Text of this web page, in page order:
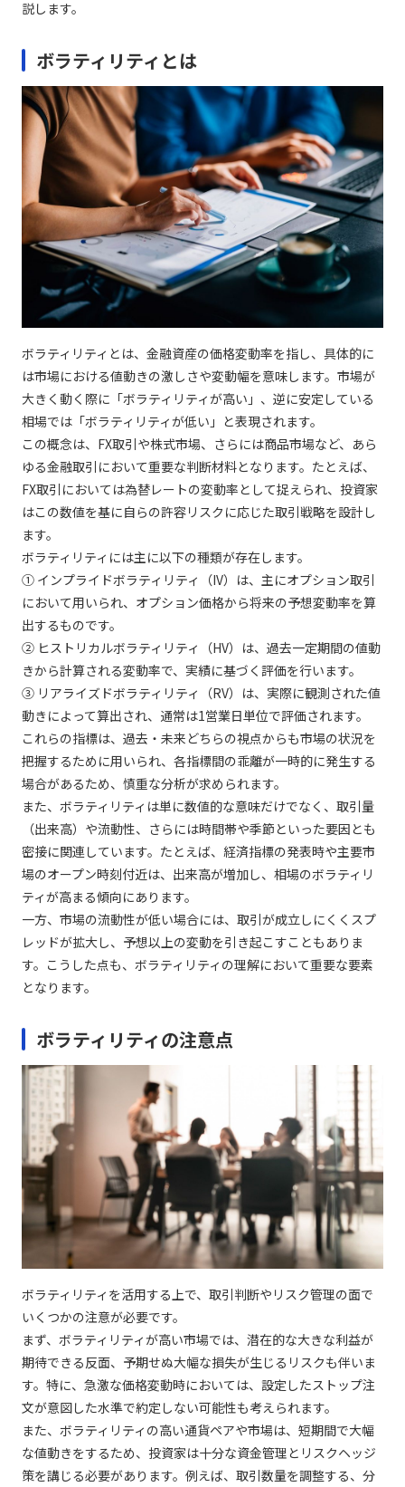
説します。
ボラティリティとは
ボラティリティとは、金融資産の価格変動率を指し、具体的に
は市場における値動きの激しさや変動幅を意味します。市場が
大きく動く際に「ボラティリティが高い」、逆に安定している
相場では「ボラティリティが低い」と表現されます。
この概念は、FX取引や株式市場、さらには商品市場など、あら
ゆる金融取引において重要な判断材料となります。たとえば、
FX取引においては為替レートの変動率として捉えられ、投資家
はこの数値を基に自らの許容リスクに応じた取引戦略を設計し
ます。
ボラティリティには主に以下の種類が存在します。
① インプライドボラティリティ（IV）は、主にオプション取引
において用いられ、オプション価格から将来の予想変動率を算
出するものです。
② ヒストリカルボラティリティ（HV）は、過去一定期間の値動
きから計算される変動率で、実績に基づく評価を行います。
③ リアライズドボラティリティ（RV）は、実際に観測された値
動きによって算出され、通常は1営業日単位で評価されます。
これらの指標は、過去・未来どちらの視点からも市場の状況を
把握するために用いられ、各指標間の乖離が一時的に発生する
場合があるため、慎重な分析が求められます。
また、ボラティリティは単に数値的な意味だけでなく、取引量
（出来高）や流動性、さらには時間帯や季節といった要因とも
密接に関連しています。たとえば、経済指標の発表時や主要市
場のオープン時刻付近は、出来高が増加し、相場のボラティリ
ティが高まる傾向にあります。
一方、市場の流動性が低い場合には、取引が成立しにくくスプ
レッドが拡大し、予想以上の変動を引き起こすこともありま
す。こうした点も、ボラティリティの理解において重要な要素
となります。
ボラティリティの注意点
ボラティリティを活用する上で、取引判断やリスク管理の面で
いくつかの注意が必要です。
まず、ボラティリティが高い市場では、潜在的な大きな利益が
期待できる反面、予期せぬ大幅な損失が生じるリスクも伴いま
す。特に、急激な価格変動時においては、設定したストップ注
文が意図した水準で約定しない可能性も考えられます。
また、ボラティリティの高い通貨ペアや市場は、短期間で大幅
な値動きをするため、投資家は十分な資金管理とリスクヘッジ
策を講じる必要があります。例えば、取引数量を調整する、分